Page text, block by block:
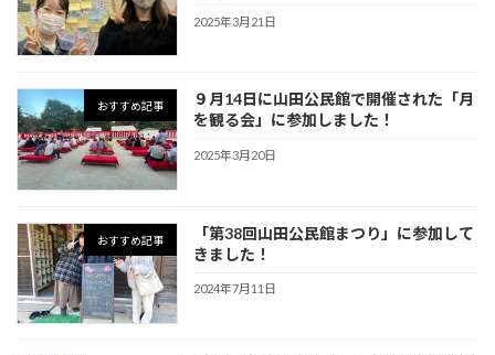
2025年3月21日
おすすめ記事
９月14日に山田公民館で開催された「月
を観る会」に参加しました！
2025年3月20日
おすすめ記事
「第38回山田公民館まつり」に参加して
きました！
2024年7月11日